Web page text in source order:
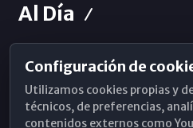
Al Día
Horarios de Misa
Hemeroteca
Configuración de
Utilizamos cookies propias y
técnicos, de preferencias,
contenidos externos como